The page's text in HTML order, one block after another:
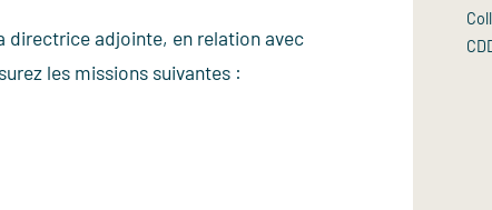
directrice adjointe, en relation avec
les missions suivantes :